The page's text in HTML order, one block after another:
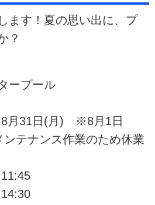
ます！夏の思い出に、プ
？
プール
31日(月) ※8月1日
テナンス作業のため休業